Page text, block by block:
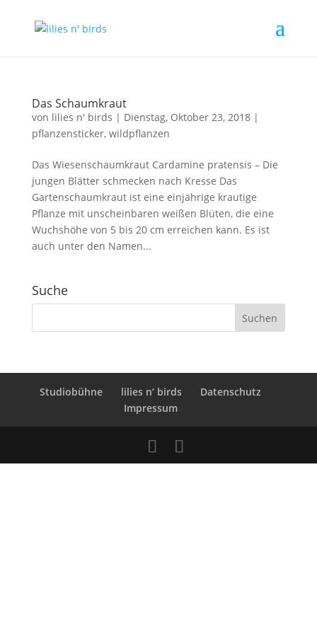
Das Schaumkraut
von lilies n' birds | Dienstag, Oktober 23, 2018|
pflanzensticker, wildpflanzen
Das Wiesenschaumkraut Cardamine pratensis – Die
jungen Blätter schmecken nach Kresse Das
Gartenschaumkraut ist eine einjährige krautige
Pflanze mit unscheinbaren weißen Blüten, die eine
Wuchshöhe von 5 bis 20 cm erreichen kann. Es ist
auch unter den Namen...
Suche
Studiobühne lilies n‘ birds
Datenschutz
Impressum